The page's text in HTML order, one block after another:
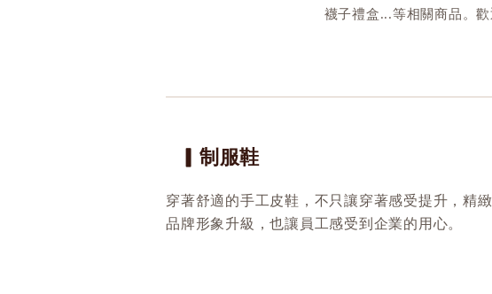
襪子禮盒...等相關商品。
▎制服鞋
穿著舒適的手工皮鞋，不只讓穿著感受提升，精
品牌形象升級，也讓員工感受到企業的用心。